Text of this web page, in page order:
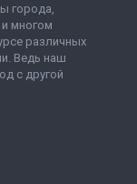
города,
многом
различных
Ведь наш
с другой